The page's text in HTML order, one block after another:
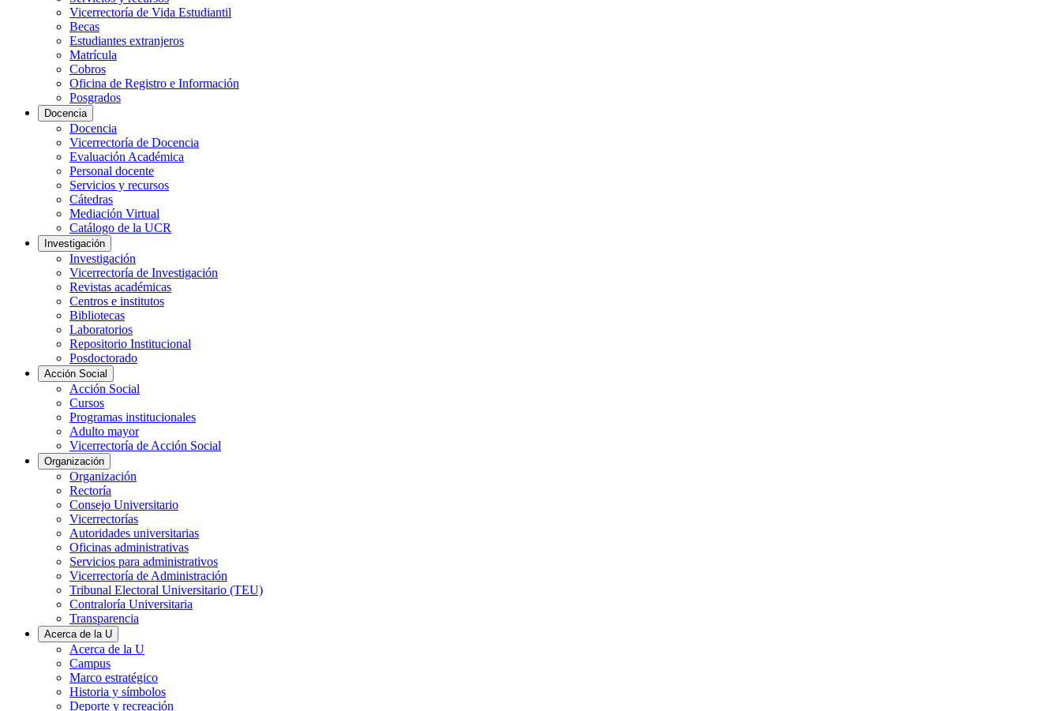
Vicerrectoría de Vida Estudiantil
Becas
Estudiantes extranjeros
Matrícula
Cobros
Oficina de Registro e Información
Posgrados
Docencia
Docencia
Vicerrectoría de Docencia
Evaluación Académica
Personal docente
Servicios y recursos
Cátedras
Mediación Virtual
Catálogo de la UCR
Investigación
Investigación
Vicerrectoría de Investigación
Revistas académicas
Centros e institutos
Bibliotecas
Laboratorios
Repositorio Institucional
Posdoctorado
Acción Social
Acción Social
Cursos
Programas institucionales
Adulto mayor
Vicerrectoría de Acción Social
Organización
Organización
Rectoría
Consejo Universitario
Vicerrectorías
Autoridades universitarias
Oficinas administrativas
Servicios para administrativos
Vicerrectoría de Administración
Tribunal Electoral Universitario (TEU)
Contraloría Universitaria
Transparencia
Acerca de la U
Acerca de la U
Campus
Marco estratégico
Historia y símbolos
Deporte y recreación